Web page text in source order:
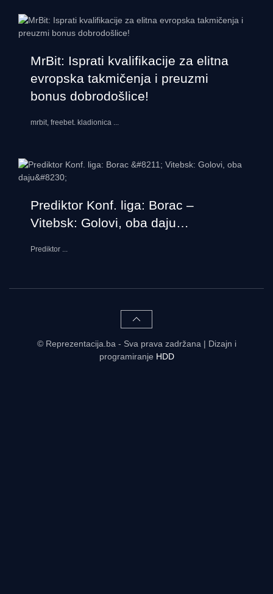
MrBit: Isprati kvalifikacije za elitna
evropska takmičenja i preuzmi
bonus dobrodošlice!
mrbit, freebet. kladionica ...
Prediktor Konf. liga: Borac –
Vitebsk: Golovi, oba daju…
Prediktor ...
© Reprezentacija.ba - Sva prava zadržana | Dizajn i
programiranje HDD